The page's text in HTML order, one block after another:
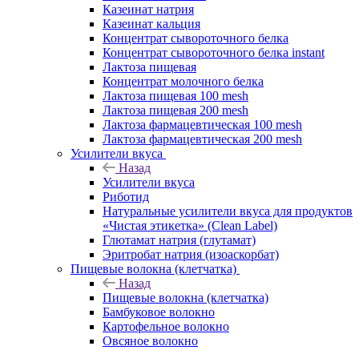
Казеинат натрия
Казеинат кальция
Концентрат сывороточного белка
Концентрат сывороточного белка instant
Лактоза пищевая
Концентрат молочного белка
Лактоза пищевая 100 mesh
Лактоза пищевая 200 mesh
Лактоза фармацевтическая 100 mesh
Лактоза фармацевтическая 200 mesh
Усилители вкуса
Назад
Усилители вкуса
Риботид
Натуральные усилители вкуса для продуктов
«Чистая этикетка» (Clean Label)
Глютамат натрия (глутамат)
Эритробат натрия (изоаскорбат)
Пищевые волокна (клетчатка)
Назад
Пищевые волокна (клетчатка)
Бамбуковое волокно
Картофельное волокно
Овсяное волокно